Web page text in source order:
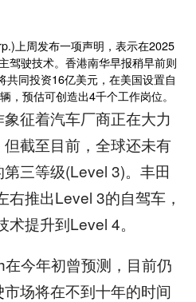
上周发布一项声明，表示在2025
驾驶技术。香港南华早报稍早前则
同投资16亿美元，在美国设置自
，预估可创造出4千个工作岗位。
征着汽车厂商正在大力
截至目前，全球还未有
三等级(Level 3)。丰田
推出Level 3的自驾车，
提升到Level 4。
今年初曾预测，目前仍
市场将在不到十年的时间